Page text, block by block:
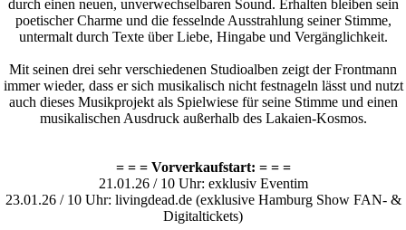
durch einen neuen, unverwechselbaren Sound. Erhalten bleiben sein
poetischer Charme und die fesselnde Ausstrahlung seiner Stimme,
untermalt durch Texte über Liebe, Hingabe und Vergänglichkeit.
Mit seinen drei sehr verschiedenen Studioalben zeigt der Frontmann
immer wieder, dass er sich musikalisch nicht festnageln lässt und nutzt
auch dieses Musikprojekt als Spielwiese für seine Stimme und einen
musikalischen Ausdruck außerhalb des Lakaien-Kosmos.
= = = Vorverkaufstart: = = =
21.01.26 / 10 Uhr: exklusiv Eventim
23.01.26 / 10 Uhr: livingdead.de (exklusive Hamburg Show FAN- &
Digitaltickets)